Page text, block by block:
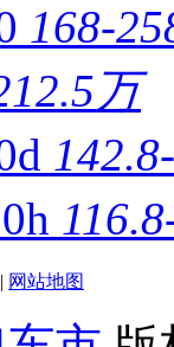
168-
万
| 网站地图